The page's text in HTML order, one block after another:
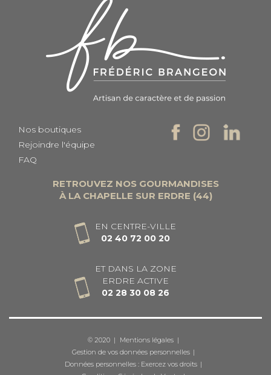
Nos boutiques
Rejoindre l'équipe
FAQ
RETROUVEZ NOS GOURMANDISES
À LA CHAPELLE SUR ERDRE (44)
EN CENTRE-VILLE
02 40 72 00 20
ET DANS LA ZONE
ERDRE ACTIVE
02 28 30 08 26
© 2020
Mentions légales
Gestion de vos données personnelles
Données personnelles : Exercez vos droits